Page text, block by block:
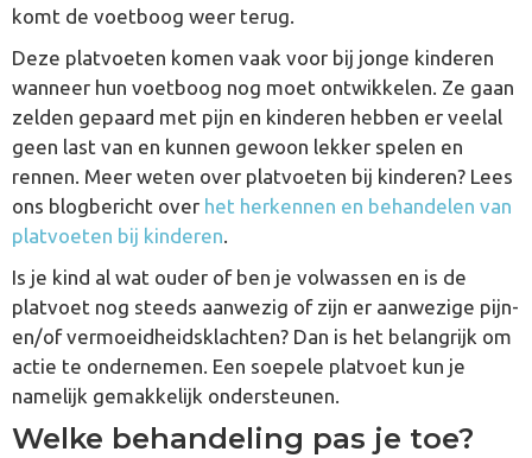
komt de voetboog weer terug.
Deze platvoeten komen vaak voor bij jonge kinderen
wanneer hun voetboog nog moet ontwikkelen. Ze gaan
zelden gepaard met pijn en kinderen hebben er veelal
geen last van en kunnen gewoon lekker spelen en
rennen. Meer weten over platvoeten bij kinderen? Lees
ons blogbericht over het herkennen en behandelen van
platvoeten bij kinderen.
Is je kind al wat ouder of ben je volwassen en is de
platvoet nog steeds aanwezig of zijn er aanwezige pijn-
en/of vermoeidheidsklachten? Dan is het belangrijk om
actie te ondernemen. Een soepele platvoet kun je
namelijk gemakkelijk ondersteunen.
Welke behandeling pas je toe?